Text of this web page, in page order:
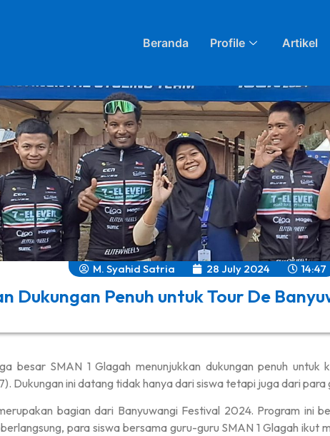
Beranda Profile Artikel
M. Syahid Satria 28 July 2024 14:47
Dukungan Penuh untuk Tour De
besar SMAN 1 Glagah menunjukkan dukungan penuh
Dukungan ini datang tidak hanya dari siswa tetapi juga dari para
bagian dari Banyuwangi Festival 2024. Program ini
para siswa bersama guru-guru SMAN 1 Glagah ikut